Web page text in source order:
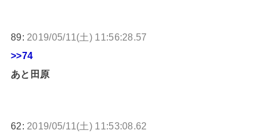
89: 2019/05/11(土) 11:56:28.57
>>74
あと田原
62: 2019/05/11(土) 11:53:08.62